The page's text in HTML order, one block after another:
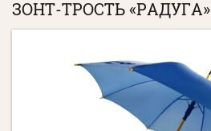
ЗОНТ-ТРОСТЬ «РАДУГА»